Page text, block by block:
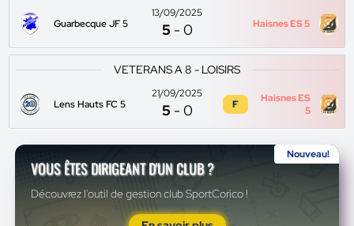
Guarbecque JF 5
13/09/2025
5 -0 Haisnes ES 5
VETERANS A 8 - LOISIRS
Lens Hauts FC 5
21/09/2025
5 -0 F
Haisnes ES
5
Nouveau!
VOUS ÊTES DIRIGEANT D'UN CLUB ?
Découvrez l'outil de gestion club SportCorico !